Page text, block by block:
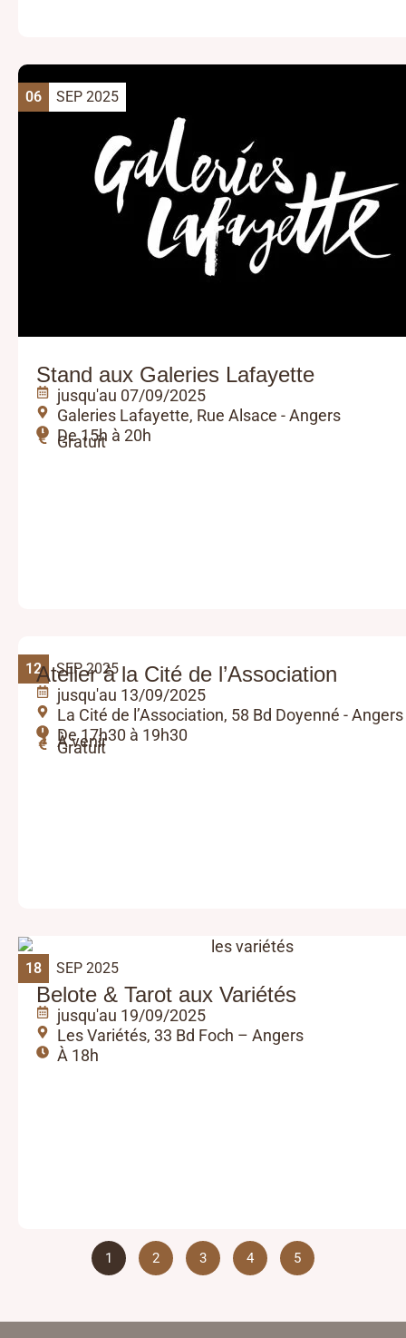
06 SEP 2025
Stand aux Galeries Lafayette
jusqu'au 07/09/2025
Galeries Lafayette, Rue Alsace - Angers
De 15h à 20h
Gratuit
12 SEP 2025
Atelier à la Cité de l’Association
jusqu'au 13/09/2025
La Cité de l’Association, 58 Bd Doyenné - Angers
De 17h30 à 19h30
À venir
Gratuit
18 SEP 2025
Belote & Tarot aux Variétés
jusqu'au 19/09/2025
Les Variétés, 33 Bd Foch – Angers
À 18h
1 2 3 4 5